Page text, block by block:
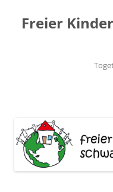
springen
Freier